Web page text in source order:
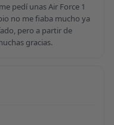
pedí unas Air Force 1
no me fiaba mucho ya
pero a partir de
gracias.